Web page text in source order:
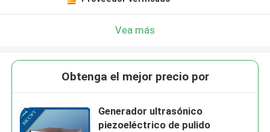
Vea más
Obtenga el mejor precio por
Generador ultrasónico
piezoeléctrico de pulido